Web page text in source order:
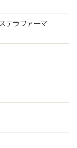
テラファーマ